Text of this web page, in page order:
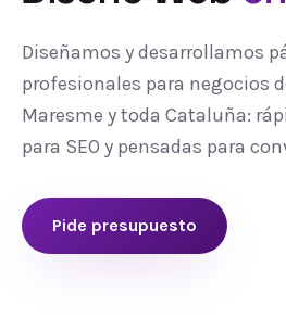
Diseñamos y desarrollamos
profesionales para negocios
Maresme y toda Cataluña:
para SEO y pensadas para
Pide presupuesto